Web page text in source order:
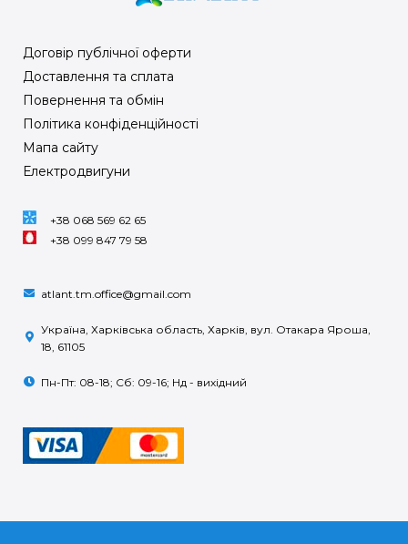
Договір публічної оферти
Доставлення та сплата
Повернення та обмін
Політика конфіденційності
Мапа сайту
Електродвигуни
+38 068 569 62 65
+38 099 847 79 58
atlant.tm.office@gmail.com
Україна, Харківська область, Харків, вул. Отакара Яроша,
18, 61105
Пн-Пт: 08-18; Сб: 09-16; Нд - вихідний